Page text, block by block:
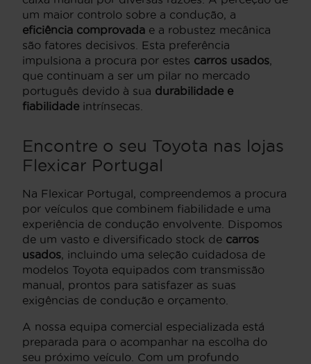
um maior controlo sobre a condução, a
eficiência comprovada e a robustez mecânica
são fatores decisivos. Esta preferência
impulsiona a procura por estes carros usados,
que continuam a ser um pilar no mercado
português devido à sua durabilidade e
fiabilidade intrínsecas.
Encontre o seu Toyota nas lojas
Flexicar Portugal
Na Flexicar Portugal, compreendemos a procura
por veículos que combinem fiabilidade e uma
experiência de condução envolvente. Dispomos
de um vasto e diversificado stock de carros
usados, incluindo uma seleção cuidadosa de
modelos Toyota equipados com transmissão
manual, prontos para satisfazer as suas
exigências de condução e orçamento.
A nossa equipa comercial especializada está
preparada para o acompanhar na escolha do
seu próximo veículo. Com um profundo